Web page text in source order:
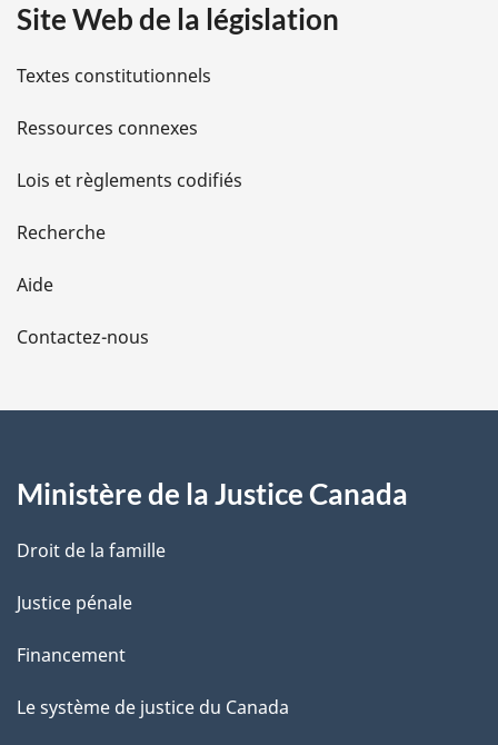
i
l
s
d
e
l
a
e
Site Web de la législation
Textes constitutionnels
Ressources connexes
Lois et règlements codifiés
Recherche
Aide
Contactez-nous
Ministère de la Justice Canada
Droit de la famille
Justice pénale
Financement
Le système de justice du Canada